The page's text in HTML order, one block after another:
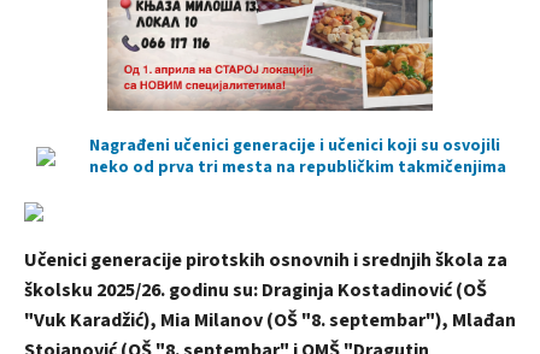
Nagrađeni učenici generacije i učenici koji su osvojili
neko od prva tri mesta na republičkim takmičenjima
Učenici generacije pirotskih osnovnih i srednjih škola za
školsku 2025/26. godinu su: Draginja Kostadinović (OŠ
"Vuk Karadžić), Mia Milanov (OŠ "8. septembar"), Mlađan